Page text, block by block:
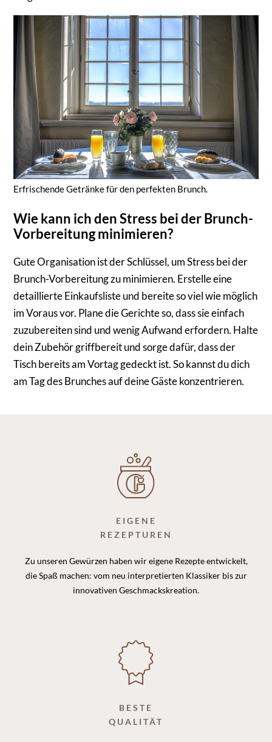
Erfrischende Getränke für den perfekten Brunch.
Wie kann ich den Stress bei der Brunch-
Vorbereitung minimieren?
Gute Organisation ist der Schlüssel, um Stress bei der
Brunch-Vorbereitung zu minimieren. Erstelle eine
detaillierte Einkaufsliste und bereite so viel wie möglich
im Voraus vor. Plane die Gerichte so, dass sie einfach
zuzubereiten sind und wenig Aufwand erfordern. Halte
dein Zubehör griffbereit und sorge dafür, dass der
Tisch bereits am Vortag gedeckt ist. So kannst du dich
am Tag des Brunches auf deine Gäste konzentrieren.
EIGENE
REZEPTUREN
Zu unseren Gewürzen haben wir eigene Rezepte entwickelt,
die Spaß machen: vom neu interpretierten Klassiker bis zur
innovativen Geschmackskreation.
BESTE
QUALITÄT